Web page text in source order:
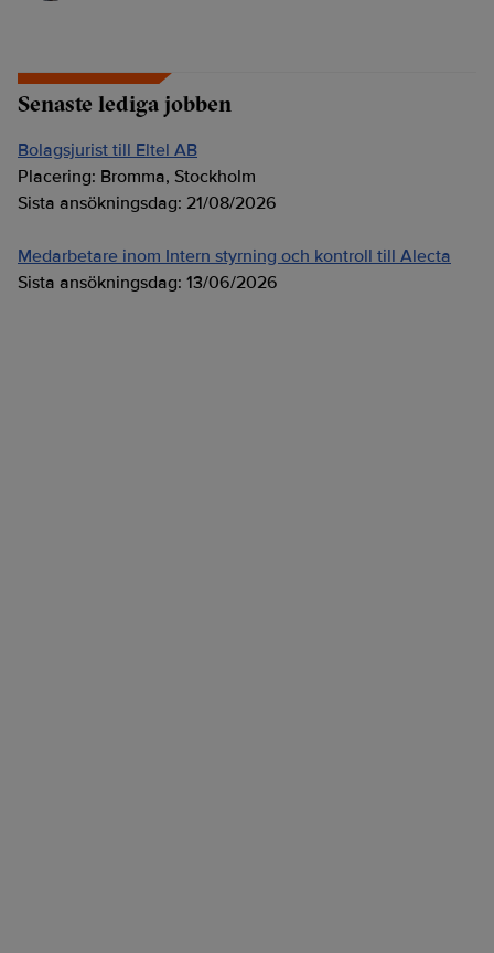
Senaste lediga jobben
Bolagsjurist till Eltel AB
Placering: Bromma, Stockholm
Sista ansökningsdag: 21/08/2026
Medarbetare inom Intern styrning och kontroll till Alecta
Sista ansökningsdag: 13/06/2026